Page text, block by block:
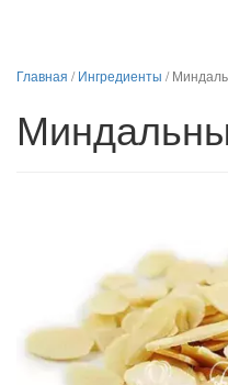
Главная /Ингредиенты /